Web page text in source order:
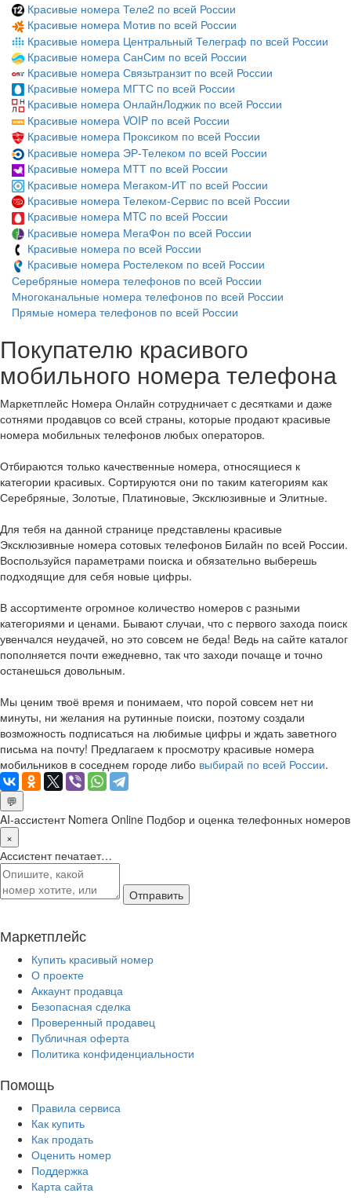
Красивые номера Теле2 по всей России
Красивые номера Мотив по всей России
Красивые номера Центральный Телеграф по всей России
Красивые номера СанСим по всей России
Красивые номера Связьтранзит по всей России
Красивые номера МГТС по всей России
Красивые номера ОнлайнЛоджик по всей России
Красивые номера VOIP по всей России
Красивые номера Проксиком по всей России
Красивые номера ЭР-Телеком по всей России
Красивые номера МТТ по всей России
Красивые номера Мегаком-ИТ по всей России
Красивые номера Телеком-Сервис по всей России
Красивые номера MTC по всей России
Красивые номера МегаФон по всей России
Красивые номера по всей России
Красивые номера Ростелеком по всей России
Серебряные номера телефонов по всей России
Многоканальные номера телефонов по всей России
Прямые номера телефонов по всей России
Покупателю красивого
мобильного номера телефона
Маркетплейс Номера Онлайн сотрудничает с десятками и даже
сотнями продавцов со всей страны, которые продают красивые
номера мобильных телефонов любых операторов.
Отбираются только качественные номера, относящиеся к
категории красивых. Сортируются они по таким категориям как
Серебряные, Золотые, Платиновые, Эксклюзивные и Элитные.
Для тебя на данной странице представлены красивые
Эксклюзивные номера сотовых телефонов Билайн по всей России.
Воспользуйся параметрами поиска и обязательно выберешь
подходящие для себя новые цифры.
В ассортименте огромное количество номеров с разными
категориями и ценами. Бывают случаи, что с первого захода поиск
увенчался неудачей, но это совсем не беда! Ведь на сайте каталог
пополняется почти ежедневно, так что заходи почаще и точно
останешься довольным.
Мы ценим твоё время и понимаем, что порой совсем нет ни
минуты, ни желания на рутинные поиски, поэтому создали
возможность подписаться на любимые цифры и ждать заветного
письма на почту! Предлагаем к просмотру красивые номера
мобильников в соседнем городе либо выбирай по всей России.
💬
AI-ассистент Nomera Online Подбор и оценка телефонных номеров
×
Ассистент печатает…
Отправить
Маркетплейс
Купить красивый номер
О проекте
Аккаунт продавца
Безопасная сделка
Проверенный продавец
Публичная оферта
Политика конфиденциальности
Помощь
Правила сервиса
Как купить
Как продать
Оценить номер
Поддержка
Карта сайта